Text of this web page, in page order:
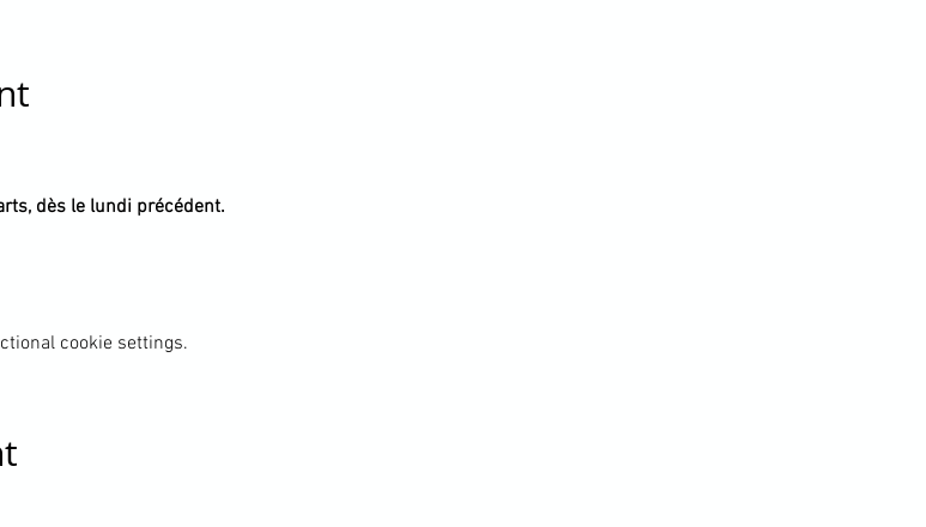
dès le lundi précédent.
cookie settings.